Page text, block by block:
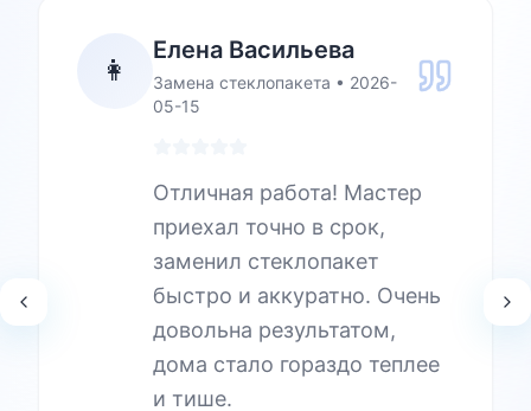
👩
Елена Васильева
Замена стеклопакета • 2026-
05-15
Отличная работа! Мастер
приехал точно в срок,
заменил стеклопакет
быстро и аккуратно. Очень
довольна результатом,
дома стало гораздо теплее
и тише.